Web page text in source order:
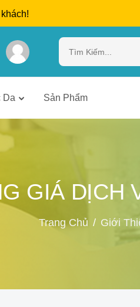
Da Sản Phẩm
GIÁ DỊCH
Trang Chủ Giới